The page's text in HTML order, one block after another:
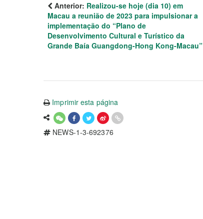
Anterior: Realizou-se hoje (dia 10) em
Macau a reunião de 2023 para impulsionar a
implementação do “Plano de
Desenvolvimento Cultural e Turístico da
Grande Baía Guangdong-Hong Kong-Macau”
Imprimir esta página
NEWS-1-3-692376